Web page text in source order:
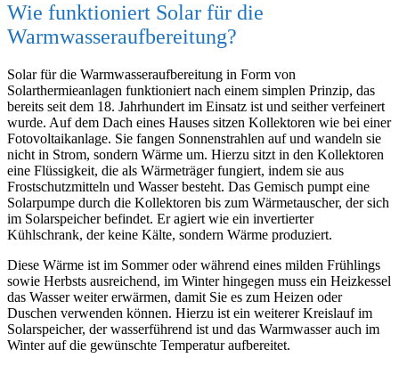
Wie funktioniert Solar für die
Warmwasseraufbereitung?
Solar für die Warmwasseraufbereitung in Form von
Solarthermieanlagen funktioniert nach einem simplen Prinzip, das
bereits seit dem 18. Jahrhundert im Einsatz ist und seither verfeinert
wurde. Auf dem Dach eines Hauses sitzen Kollektoren wie bei einer
Fotovoltaikanlage. Sie fangen Sonnenstrahlen auf und wandeln sie
nicht in Strom, sondern Wärme um. Hierzu sitzt in den Kollektoren
eine Flüssigkeit, die als Wärmeträger fungiert, indem sie aus
Frostschutzmitteln und Wasser besteht. Das Gemisch pumpt eine
Solarpumpe durch die Kollektoren bis zum Wärmetauscher, der sich
im Solarspeicher befindet. Er agiert wie ein invertierter
Kühlschrank, der keine Kälte, sondern Wärme produziert.
Diese Wärme ist im Sommer oder während eines milden Frühlings
sowie Herbsts ausreichend, im Winter hingegen muss ein Heizkessel
das Wasser weiter erwärmen, damit Sie es zum Heizen oder
Duschen verwenden können. Hierzu ist ein weiterer Kreislauf im
Solarspeicher, der wasserführend ist und das Warmwasser auch im
Winter auf die gewünschte Temperatur aufbereitet.